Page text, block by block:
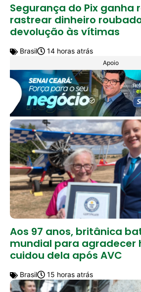
Segurança do Pix ganha
rastrear dinheiro
devolução às vítimas
Brasil 14 horas atrás
Apoio
Aos 97 anos, britânica
mundial para agradecer
cuidou dela após AVC
Brasil 15 horas atrás